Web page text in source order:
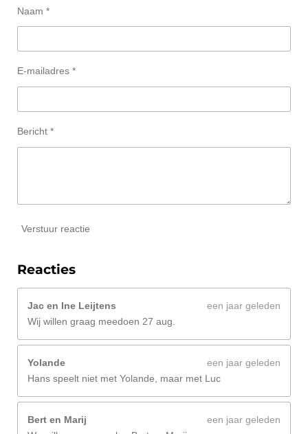
Naam *
E-mailadres *
Bericht *
Verstuur reactie
Reacties
Jac en Ine Leijtens
een jaar geleden
Wij willen graag meedoen 27 aug.
Yolande
een jaar geleden
Hans speelt niet met Yolande, maar met Luc
Bert en Marij
een jaar geleden